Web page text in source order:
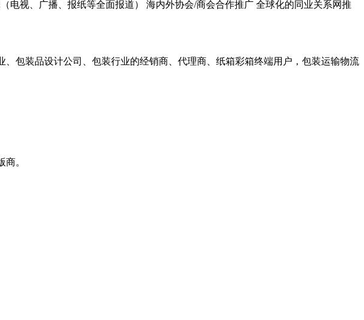
电视、广播、报纸等全面报道） 海内外协会/商会合作推广 全球化的同业关系网推
包装品设计公司、包装行业的经销商、代理商、纸箱彩箱终端用户，包装运输物流
。